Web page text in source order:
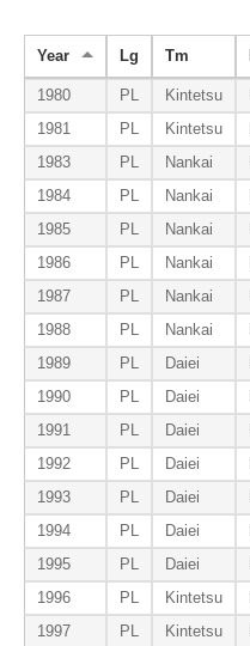
Year Lg Tm
1980 PL Kintetsu
1981
PL Kintetsu
1983
PL Nankai
1984
PL Nankai
1985
PL Nankai
1986
PL Nankai
1987
PL Nankai
1988
PL Nankai
1989
PL Daiei
1990
PL Daiei
1991
PL Daiei
1992
PL Daiei
1993
PL Daiei
1994
PL Daiei
1995
PL Daiei
1996
PL Kintetsu
1997
PL Kintetsu